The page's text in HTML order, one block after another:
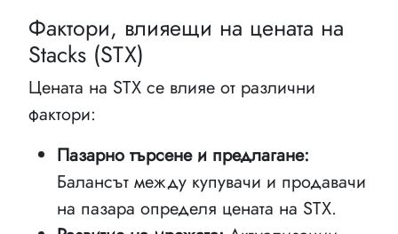
Фактори, влияещи на цената на
Stacks (STX)
Цената на STX се влияе от различни
фактори:
Пазарно търсене и предлагане:
Балансът между купувачи и продавачи
на пазара определя цената на STX.